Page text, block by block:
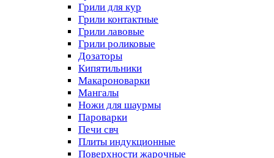
Грили для кур
Грили контактные
Грили лавовые
Грили роликовые
Дозаторы
Кипятильники
Макароноварки
Мангалы
Ножи для шаурмы
Пароварки
Печи свч
Плиты индукционные
Поверхности жарочные